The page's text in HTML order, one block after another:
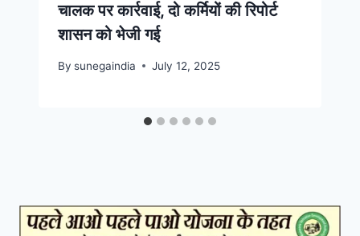
चालक पर कार्रवाई, दो कर्मियों की रिपोर्ट
शासन को भेजी गई
By sunegaindia July 12, 2025